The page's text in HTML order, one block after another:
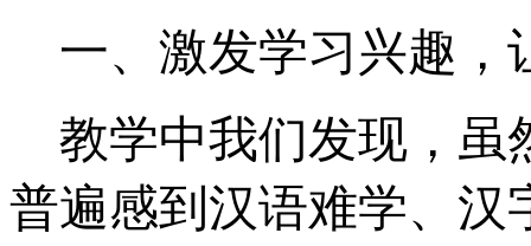
一、激发学习兴趣，
教学中我们发现，虽
普遍感到汉语难学、汉